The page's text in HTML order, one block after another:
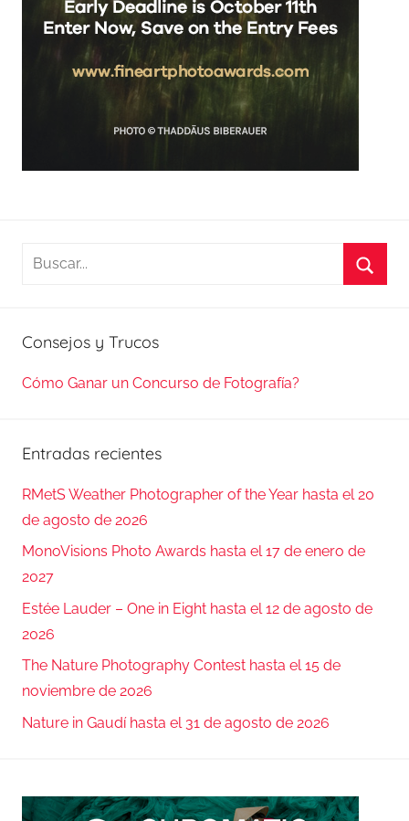
Buscar:
Consejos y Trucos
Cómo Ganar un Concurso de Fotografía?
Entradas recientes
RMetS Weather Photographer of the Year hasta el 20
de agosto de 2026
MonoVisions Photo Awards hasta el 17 de enero de
2027
Estée Lauder – One in Eight hasta el 12 de agosto de
2026
The Nature Photography Contest hasta el 15 de
noviembre de 2026
Nature in Gaudí hasta el 31 de agosto de 2026